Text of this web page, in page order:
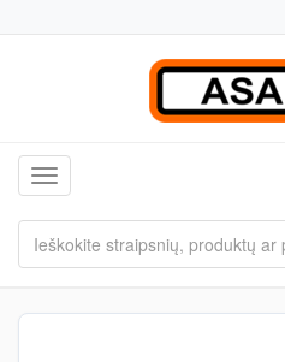
Toggle navigation